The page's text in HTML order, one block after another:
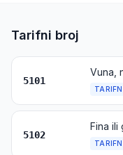
Tarifni broj
5101
Vuna,
5102